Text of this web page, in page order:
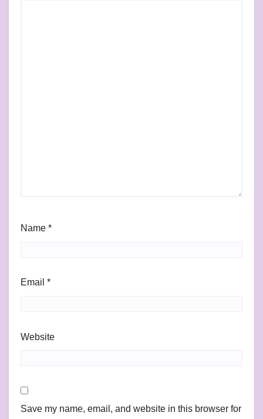
Name *
Email *
Website
Save my name, email, and website in this browser for